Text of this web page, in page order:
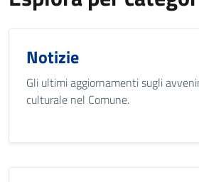
Notizie
Gli ultimi aggiornamenti sugli
culturale nel Comune.